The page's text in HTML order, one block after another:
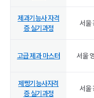
제과기능사 자격
증 실기과정
서울
고급 제과 마스터 서울
제빵기능사자격
증 실기과정
서울